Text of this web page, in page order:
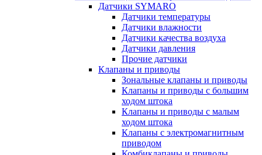
Датчики SYMARO
Датчики температуры
Датчики влажности
Датчики качества воздуха
Датчики давления
Прочие датчики
Клапаны и приводы
Зональные клапаны и приводы
Клапаны и приводы с большим
ходом штока
Клапаны и приводы с малым
ходом штока
Клапаны с электромагнитным
приводом